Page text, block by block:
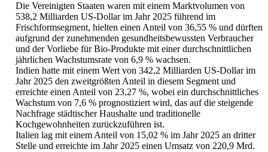
Die Vereinigten Staaten waren mit einem Marktvolumen von
538,2 Milliarden US-Dollar im Jahr 2025 führend im
Frischformsegment, hielten einen Anteil von 36,55 % und dürften
aufgrund der zunehmenden gesundheitsbewussten Verbraucher
und der Vorliebe für Bio-Produkte mit einer durchschnittlichen
jährlichen Wachstumsrate von 6,9 % wachsen.
Indien hatte mit einem Wert von 342,2 Milliarden US-Dollar im
Jahr 2025 den zweitgrößten Anteil in diesem Segment und
erreichte einen Anteil von 23,27 %, wobei ein durchschnittliches
Wachstum von 7,6 % prognostiziert wird, das auf die steigende
Nachfrage städtischer Haushalte und traditionelle
Kochgewohnheiten zurückzuführen ist.
Italien lag mit einem Anteil von 15,02 % im Jahr 2025 an dritter
Stelle und erreichte im Jahr 2025 einen Umsatz von 220,9 Mrd.